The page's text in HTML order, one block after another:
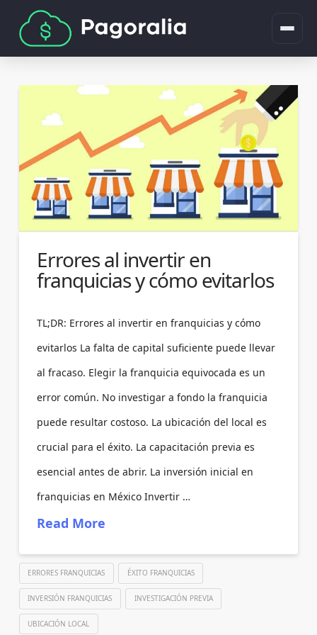
Errores al invertir en
franquicias y cómo evitarlos
TL;DR: Errores al invertir en franquicias y cómo
evitarlos La falta de capital suficiente puede llevar
al fracaso. Elegir la franquicia equivocada es un
error común. No investigar a fondo la franquicia
puede resultar costoso. La ubicación del local es
crucial para el éxito. La capacitación previa es
esencial antes de abrir. La inversión inicial en
franquicias en México Invertir …
Read More
ERRORES FRANQUICIAS ÉXITO FRANQUICIAS
INVERSIÓN FRANQUICIAS INVESTIGACIÓN PREVIA
UBICACIÓN LOCAL